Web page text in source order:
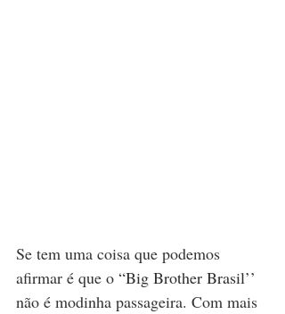
Se tem uma coisa que podemos
afirmar é que o “Big Brother Brasil’’
não é modinha passageira. Com mais